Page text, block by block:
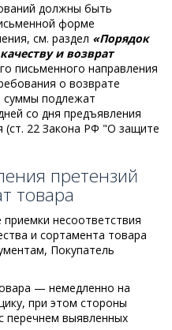
должны быть
форме
см. раздел «Порядок
и возврат
письменного направления
о возврате
суммы подлежат
со дня предъявления
(ст. 22 Закона РФ "О защите
претензий
товара
несоответствия
и сортамента товара
Покупатель
— немедленно на
при этом стороны
перечнем выявленных